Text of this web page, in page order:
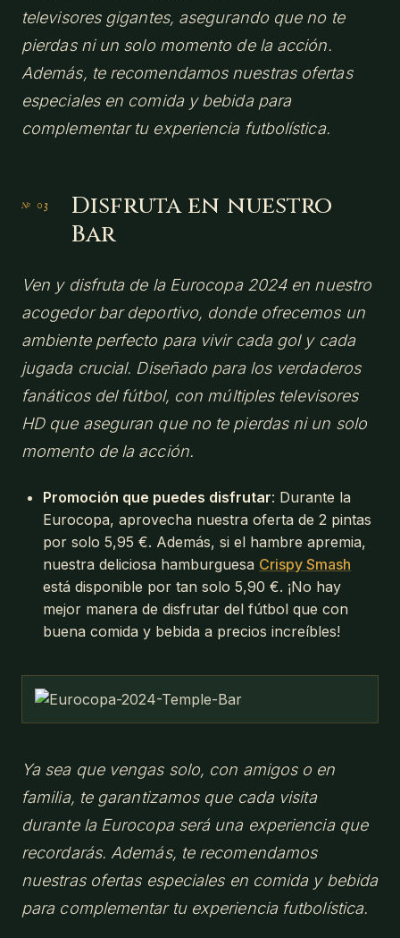
televisores gigantes, asegurando que no te
pierdas ni un solo momento de la acción.
Además, te recomendamos nuestras ofertas
especiales en comida y bebida para
complementar tu experiencia futbolística.
Disfruta en nuestro
Bar
Ven y disfruta de la Eurocopa 2024 en nuestro
acogedor bar deportivo, donde ofrecemos un
ambiente perfecto para vivir cada gol y cada
jugada crucial. Diseñado para los verdaderos
fanáticos del fútbol, con múltiples televisores
HD que aseguran que no te pierdas ni un solo
momento de la acción.
Promoción que puedes disfrutar: Durante la
Eurocopa, aprovecha nuestra oferta de 2 pintas
por solo 5,95 €. Además, si el hambre apremia,
nuestra deliciosa hamburguesa Crispy Smash
está disponible por tan solo 5,90 €. ¡No hay
mejor manera de disfrutar del fútbol que con
buena comida y bebida a precios increíbles!
Ya sea que vengas solo, con amigos o en
familia, te garantizamos que cada visita
durante la Eurocopa será una experiencia que
recordarás. Además, te recomendamos
nuestras ofertas especiales en comida y bebida
para complementar tu experiencia futbolística.